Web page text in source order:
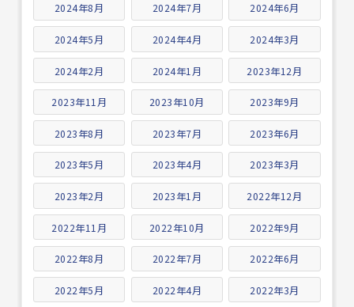
2024年8月 2024年7月 2024年6月
2024年5月 2024年4月 2024年3月
2024年2月 2024年1月 2023年12月
2023年11月 2023年10月 2023年9月
2023年8月 2023年7月 2023年6月
2023年5月 2023年4月 2023年3月
2023年2月 2023年1月 2022年12月
2022年11月 2022年10月 2022年9月
2022年8月 2022年7月 2022年6月
2022年5月 2022年4月 2022年3月